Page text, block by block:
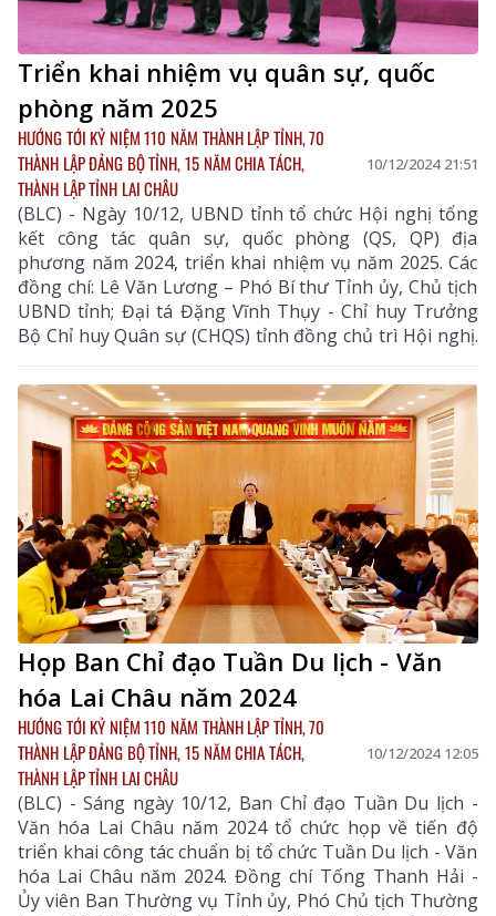
Triển khai nhiệm vụ quân sự, quốc
phòng năm 2025
HƯỚNG TỚI KỶ NIỆM 110 NĂM THÀNH LẬP TỈNH, 70
THÀNH LẬP ĐẢNG BỘ TỈNH, 15 NĂM CHIA TÁCH,
THÀNH LẬP TỈNH LAI CHÂU
10/12/2024 21:51
(BLC) - Ngày 10/12, UBND tỉnh tổ chức Hội nghị tổng
kết công tác quân sự, quốc phòng (QS, QP) địa
phương năm 2024, triển khai nhiệm vụ năm 2025. Các
đồng chí: Lê Văn Lương – Phó Bí thư Tỉnh ủy, Chủ tịch
UBND tỉnh; Đại tá Đặng Vĩnh Thụy - Chỉ huy Trưởng
Bộ Chỉ huy Quân sự (CHQS) tỉnh đồng chủ trì Hội nghị.
Họp Ban Chỉ đạo Tuần Du lịch - Văn
hóa Lai Châu năm 2024
HƯỚNG TỚI KỶ NIỆM 110 NĂM THÀNH LẬP TỈNH, 70
THÀNH LẬP ĐẢNG BỘ TỈNH, 15 NĂM CHIA TÁCH,
THÀNH LẬP TỈNH LAI CHÂU
10/12/2024 12:05
(BLC) - Sáng ngày 10/12, Ban Chỉ đạo Tuần Du lịch -
Văn hóa Lai Châu năm 2024 tổ chức họp về tiến độ
triển khai công tác chuẩn bị tổ chức Tuần Du lịch - Văn
hóa Lai Châu năm 2024. Đồng chí Tống Thanh Hải -
Ủy viên Ban Thường vụ Tỉnh ủy, Phó Chủ tịch Thường